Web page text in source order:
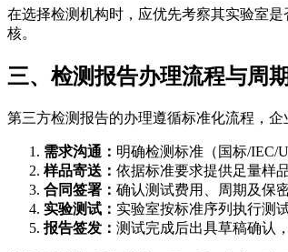
在选择检测机构时，应优先考察其实验室
核。
三、检测报告办理流程与周期
第三方检测报告的办理遵循标准化流程，
需求沟通： 明确检测标准（国标/IEC/
样品寄送： 依据标准要求提供足量样
合同签署： 确认测试费用、周期及保
实验测试： 实验室按标准序列执行测
报告签发： 测试完成后出具草稿确认